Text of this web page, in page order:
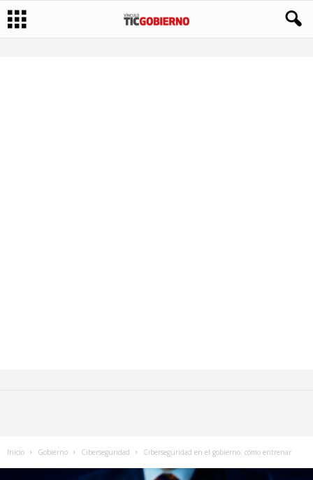
Inicio Gobierno Ciberseguridad Ciberseguridad en el gobierno: cómo entrenar